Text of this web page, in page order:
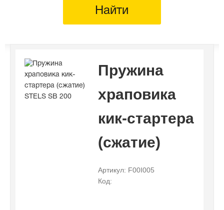
Найти
Пружина
храповика
кик-стартера
(сжатие)
Артикул: F00I005
Код: